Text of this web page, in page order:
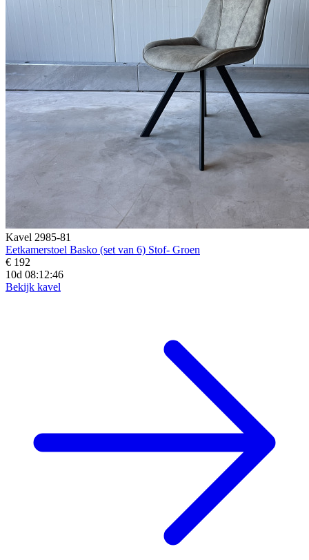
Kavel 2985-81
Eetkamerstoel Basko (set van 6) Stof- Groen
€ 192
10d 08:12:44
Bekijk kavel